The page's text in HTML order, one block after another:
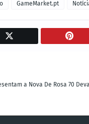
GameMarket.pt
a Nova De Rosa 70